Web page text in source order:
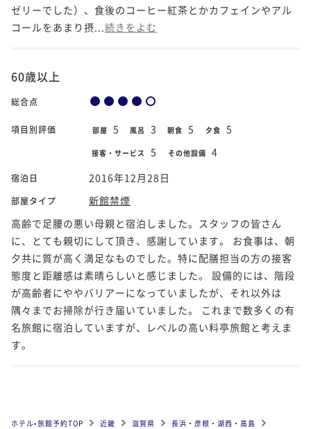
ゼリーでした）、食後のコーヒー紅茶とかカフェインやアル
コールをあまり摂... 続きをよむ
60歳以上
総合点
項目別評価 部屋 5 風呂 3 朝食 5 夕食 5
接客・サービス 5 その他設備 4
宿泊日 2016年12月28日
部屋タイプ
新館禁煙
高齢で足腰の悪い母親と宿泊しました。スタッフの皆さん
に、とても親切にして頂き、感謝しています。 お食事は、朝
夕共に質が高く満足なものでした。特に配膳担当の方の接客
態度と距離感は素晴らしいと感じました。 設備的には、階段
が高齢者にややバリアーになっていましたが、それ以外は
隅々までお掃除が行き届いていました。 これまで数多くの有
名旅館に宿泊していますが、レベルの高い料亭旅館と考えま
す。
ホテル•旅館予約TOP 近畿 滋賀県
長浜・彦根・湖西・高島